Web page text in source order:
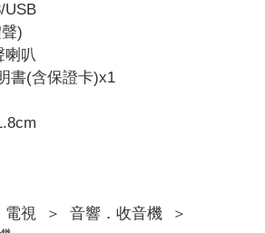
USB
)
喇叭
書(含保證卡)x1
電視 ＞ 音響．收音機
＞